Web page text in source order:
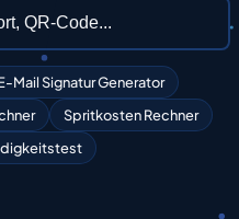
Mail Signatur Generator
Spritkosten Rechner